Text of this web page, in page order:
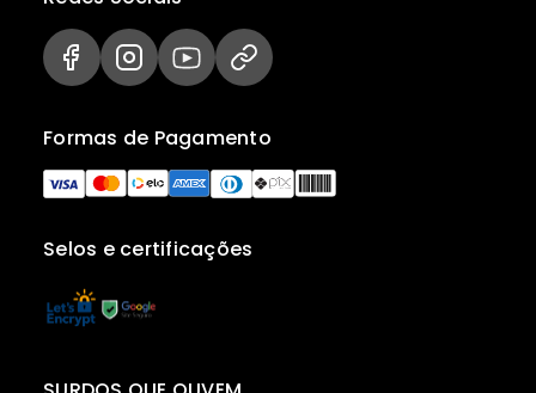
Selos e certificações
Formas de Pagamento